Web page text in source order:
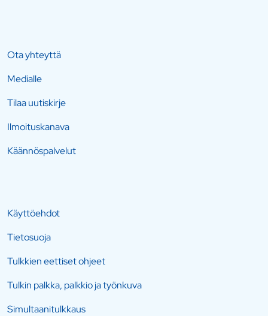
Ota yhteyttä
Medialle
Tilaa uutiskirje
Ilmoituskanava
Käännöspalvelut
Käyttöehdot
Tietosuoja
Tulkkien eettiset ohjeet
Tulkin palkka, palkkio ja työnkuva
Simultaanitulkkaus